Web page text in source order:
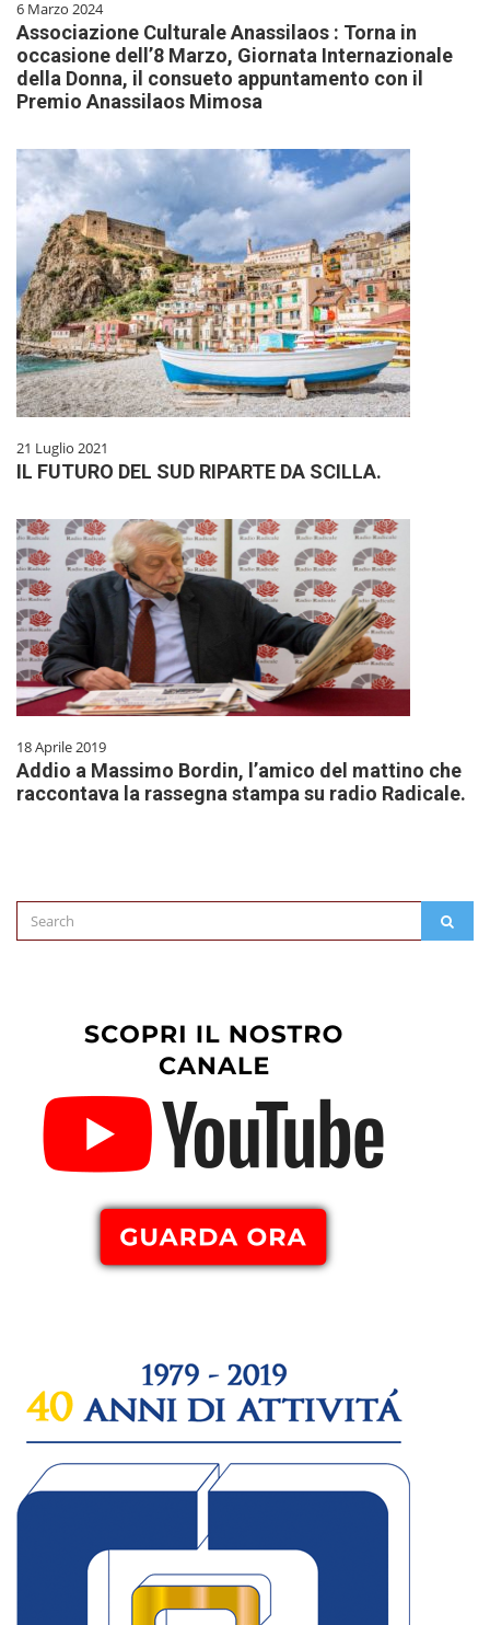
6 Marzo 2024
Associazione Culturale Anassilaos : Torna in
occasione dell’8 Marzo, Giornata Internazionale
della Donna, il consueto appuntamento con il
Premio Anassilaos Mimosa
21 Luglio 2021
IL FUTURO DEL SUD RIPARTE DA SCILLA.
18 Aprile 2019
Addio a Massimo Bordin, l’amico del mattino che
raccontava la rassegna stampa su radio Radicale.
Search
for: